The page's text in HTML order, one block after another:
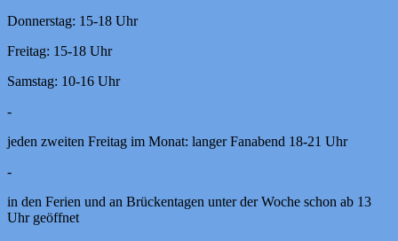
Donnerstag: 15-18 Uhr
Freitag: 15-18 Uhr
Samstag: 10-16 Uhr
-
jeden zweiten Freitag im Monat: langer Fanabend 18-21 Uhr
-
in den Ferien und an Brückentagen unter der Woche schon ab 13
Uhr geöffnet